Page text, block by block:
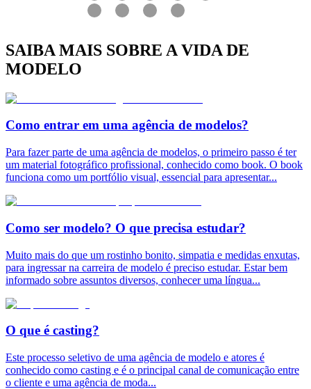
SAIBA MAIS SOBRE A VIDA DE
MODELO
Como entrar em uma agência de modelos?
Para fazer parte de uma agência de modelos, o primeiro passo é ter
um material fotográfico profissional, conhecido como book. O book
funciona como um portfólio visual, essencial para apresentar...
Como ser modelo? O que precisa estudar?
Muito mais do que um rostinho bonito, simpatia e medidas enxutas,
para ingressar na carreira de modelo é preciso estudar. Estar bem
informado sobre assuntos diversos, conhecer uma língua...
O que é casting?
Este processo seletivo de uma agência de modelo e atores é
conhecido como casting e é o principal canal de comunicação entre
o cliente e uma agência de moda...